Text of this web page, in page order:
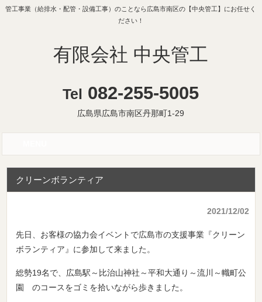
管工事業（給排水・配管・設備工事）のことなら広島市南区の【中央管工】にお任せく
ださい！
有限会社 中央管工
Tel 082-255-5005
広島県広島市南区丹那町1-29
クリーンボランティア
2021/12/02
先日、お客様の協力会イベントで広島市の支援事業『クリーン
ボランティア』に参加して来ました。
総勢19名で、広島駅～比治山神社～平和大通り～流川～幟町公
園 のコースをゴミを拾いながら歩きました。